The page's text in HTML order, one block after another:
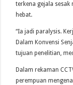
terkena gejala
hebat.
“Ia jadi paralysis.
Dalam Konvensi
tujuan penelitian,
Dalam rekaman
perempuan